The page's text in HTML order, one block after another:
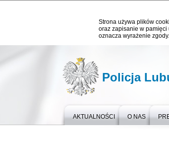
Strona używa plików
oraz zapisanie w
oznacza wyrażenie zgody.
Policja
AKTUALNOŚCI O NAS